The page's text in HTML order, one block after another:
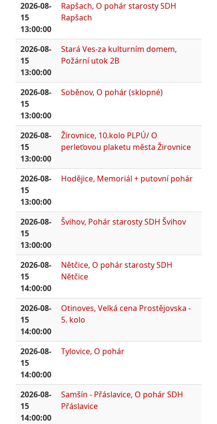
2026-08-
15
13:00:00
Rapšach, O pohár starosty SDH
Rapšach
2026-08-
15
13:00:00
Stará Ves-za kulturním domem,
Požární utok 2B
2026-08-
15
13:00:00
Soběnov, O pohár (sklopné)
2026-08-
15
13:00:00
Žirovnice, 10.kolo PLPÚ/ O
perleťovou plaketu města Žirovnice
2026-08-
15
13:00:00
Hodějice, Memoriál + putovní pohár
2026-08-
15
13:00:00
Švihov, Pohár starosty SDH Švihov
2026-08-
15
14:00:00
Nětčice, O pohár starosty SDH
Nětčice
2026-08-
15
14:00:00
Otinoves, Velká cena Prostějovska -
5. kolo
2026-08-
15
14:00:00
Tylovice, O pohár
2026-08-
15
14:00:00
Samšín - Přáslavice, O pohár SDH
Přáslavice